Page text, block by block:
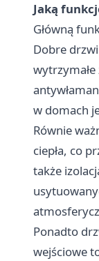
Jaką
Główną
Dobre
w domach
Równie
ciepła, co
także
Ponadto
wejściowe